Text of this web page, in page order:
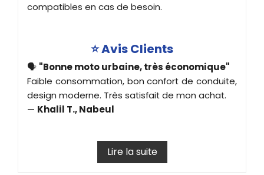
compatibles en cas de besoin.
⭐ Avis Clients
🗣️ "Bonne moto urbaine, très économique"
Faible consommation, bon confort de conduite,
design moderne. Très satisfait de mon achat.
— Khalil T., Nabeul
Lire la suite